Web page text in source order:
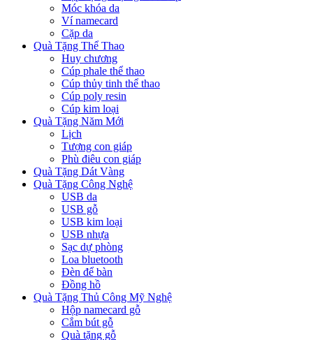
Móc khóa da
Ví namecard
Cặp da
Quà Tặng Thể Thao
Huy chương
Cúp phale thể thao
Cúp thủy tinh thể thao
Cúp poly resin
Cúp kim loại
Quà Tặng Năm Mới
Lịch
Tượng con giáp
Phù điêu con giáp
Quà Tặng Dát Vàng
Quà Tặng Công Nghệ
USB da
USB gỗ
USB kim loại
USB nhựa
Sạc dự phòng
Loa bluetooth
Đèn để bàn
Đồng hồ
Quà Tặng Thủ Công Mỹ Nghệ
Hộp namecard gỗ
Cắm bút gỗ
Quà tặng gỗ